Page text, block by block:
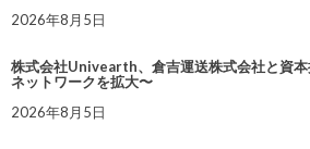
2026年8月5日
株式会社Univearth、倉吉運送株式会社と資
ネットワークを拡大〜
2026年8月5日